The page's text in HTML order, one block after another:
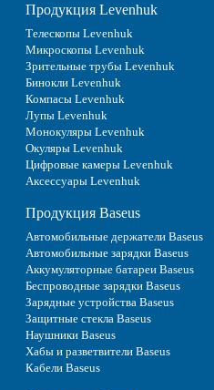
Продукция Levenhuk
Телескопы Levenhuk
Микроскопы Levenhuk
Зрительные трубы Levenhuk
Бинокли Levenhuk
Компасы Levenhuk
Лупы Levenhuk
Монокуляры Levenhuk
Окуляры Levenhuk
Цифровые камеры Levenhuk
Аксессуары Levenhuk
Продукция Baseus
Автомобильные держатели Baseus
Автомобильные зарядки Baseus
Аккумуляторные батареи Baseus
Беспроводные зарядки Baseus
Зарядные устройства Baseus
Защитные стекла Baseus
Наушники Baseus
Хабы и разветвители Baseus
Кабели Baseus